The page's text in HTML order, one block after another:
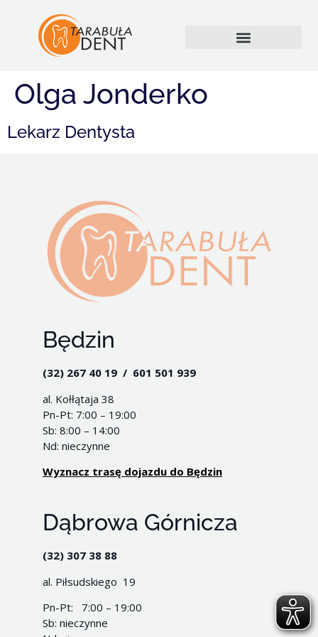
Olga Jonderko
Lekarz Dentysta
Będzin
(32) 267 40 19 / 601 501 939
al. Kołłątaja 38
Pn-Pt: 7:00 – 19:00
Sb: 8:00 – 14:00
Nd: nieczynne
Wyznacz trasę dojazdu do Będzin
Dąbrowa Górnicza
(32) 307 38 88
al. Piłsudskiego 19
Pn-Pt: 7:00 – 19:00
Sb: nieczynne